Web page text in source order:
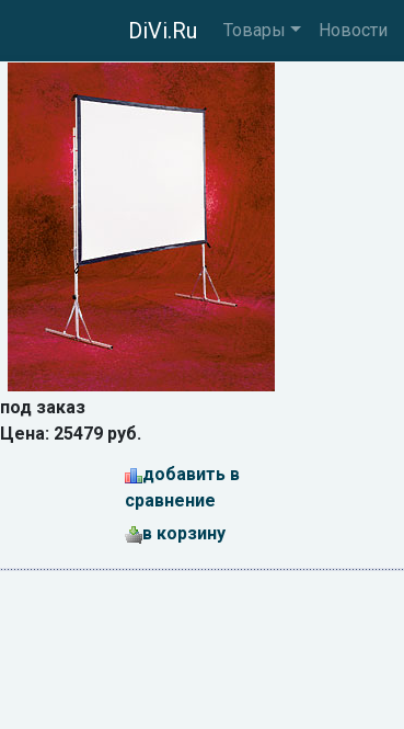
DiVi.Ru Товары Новости
под заказ
Цена: 25479 руб.
добавить в
сравнение
в корзину